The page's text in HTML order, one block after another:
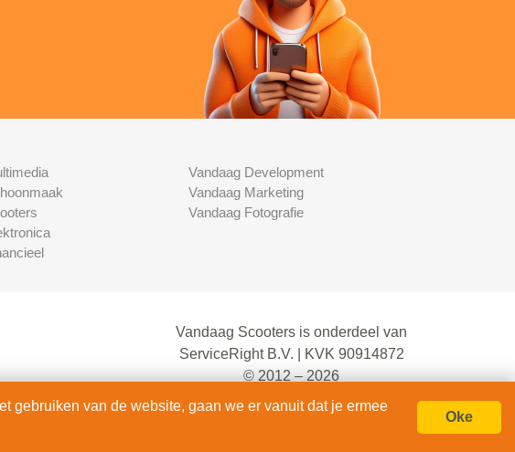
Vandaag Development
Vandaag Marketing
Vandaag Fotografie
Vandaag Scooters is onderdeel van
ServiceRight B.V. | KVK 90914872
© 2012 – 2026
alle rechten voorbehouden.
gebruiken van de website, gaan we er vanuit dat je ermee
Oke